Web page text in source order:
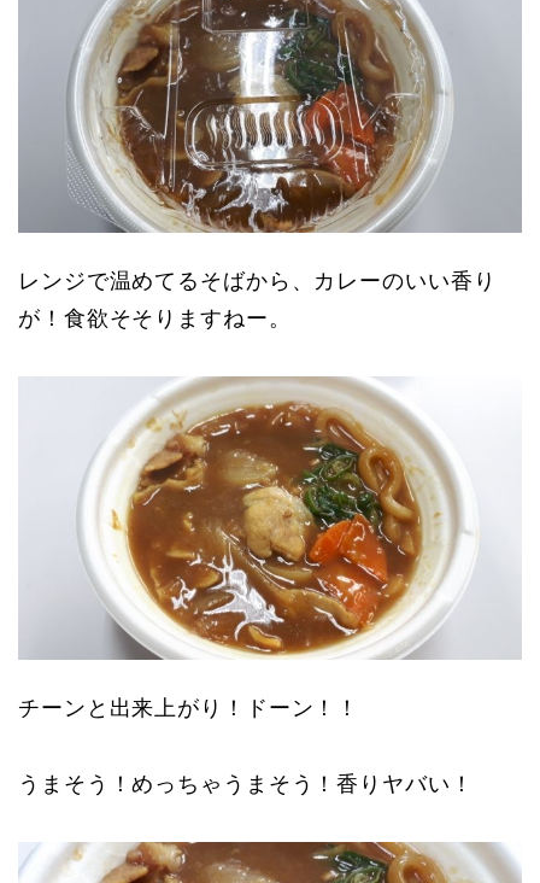
レンジで温めてるそばから、カレーのいい香り
が！食欲そそりますねー。
チーンと出来上がり！ドーン！！
うまそう！めっちゃうまそう！香りヤバい！